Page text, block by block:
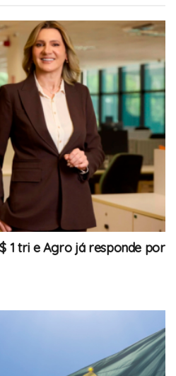
1 tri e Agro já responde por